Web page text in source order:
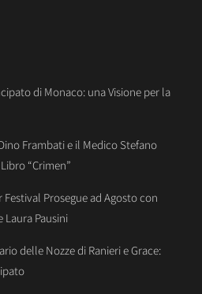
di Monaco: una Visione per la
Frambati e il Medico Stefano
“Crimen”
Prosegue ad Agosto con
Laura Pausini
delle Nozze di Ranieri e Grace: